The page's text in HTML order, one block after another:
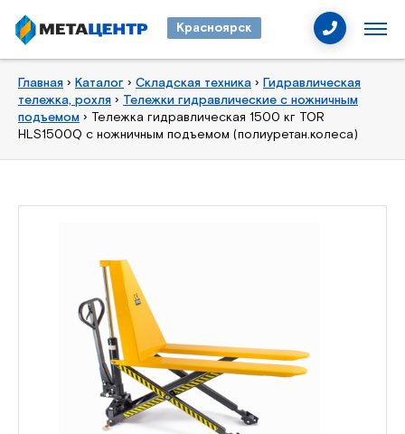
Красноярск
Главная › Каталог › Складская техника › Гидравлическая
тележка, рохля › Тележки гидравлические с ножничным
подъемом › Тележка гидравлическая 1500 кг TOR
HLS1500Q с ножничным подъемом (полиуретан.колеса)